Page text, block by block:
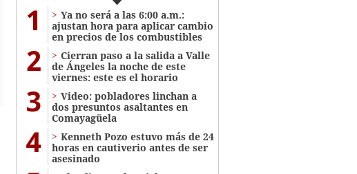
1
Ya no será a las 6:00 a.m.:
ajustan hora para aplicar cambio
en precios de los combustibles
2
Cierran paso a la salida a Valle
de Ángeles la noche de este
viernes: este es el horario
3
Video: pobladores linchan a
dos presuntos asaltantes en
Comayagüela
4
Kenneth Pozo estuvo más de 24
horas en cautiverio antes de ser
asesinado